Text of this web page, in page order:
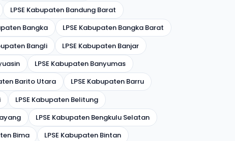
LPSE Kabupaten Bandung Barat
Bangka
LPSE Kabupaten Bangka Barat
Bangli
LPSE Kabupaten Banjar
LPSE Kabupaten Banyumas
Barito Utara
LPSE Kabupaten Barru
LPSE Kabupaten Belitung
LPSE Kabupaten Bengkulu Selatan
Bima
LPSE Kabupaten Bintan